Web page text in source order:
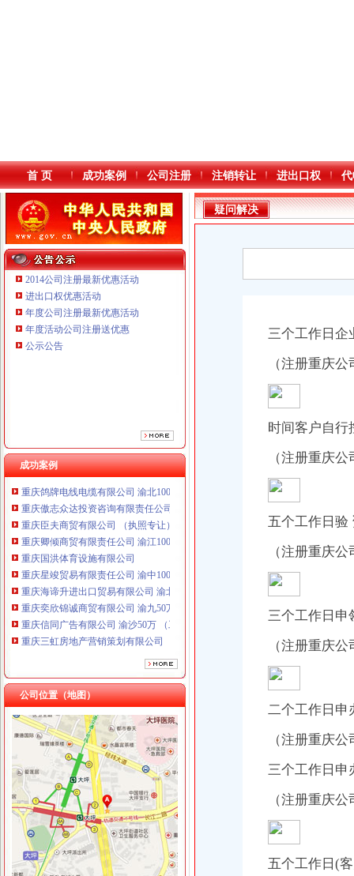
本站导航
首 页 成功案例 公司注册 注销转让 进出口权
2014公司注册最新优惠活动
进出口权优惠活动
年度公司注册最新优惠活动
年度活动公司注册送优惠
公示公告
成功案例
重庆鸽牌电线电缆有限公司 渝北10010万 (进出口权)
重庆傲志众达投资咨询有限责任公司 渝九1000万 （增资）
重庆臣夫商贸有限公司 （执照专让）
重庆卿倾商贸有限责任公司 渝江100万 （工商注册）
重庆国洪体育设施有限公司
重庆星竣贸易有限责任公司 渝中100万 （进出口权）
重庆海谛升进出口贸易有限公司 渝北100万 （进出口权）
重庆奕欣锦诚商贸有限公司 渝九50万 （工商注册）
重庆信同广告有限公司 渝沙50万 （工商注册）
重庆三虹房地产营销策划有限公司
重庆宝鹰汽车销售有限公司
重庆鸽牌电线电缆有限公司 渝北10010万 (进出口权)
重庆傲志众达投资咨询有限责任公司 渝九1000万 （增资）
重庆臣夫商贸有限公司 （执照专让）
重庆国洪体育设施有限公司
重庆星竣贸易有限责任公司 渝中100万 （进出口权）
重庆海谛升进出口贸易有限公司 渝北100万 （进出口权）
重庆奕欣锦诚商贸有限公司 渝九50万 （工商注册）
重庆信同广告有限公司 渝沙50万 （工商注册）
重庆三虹房地产营销策划有限公司
重庆宝鹰汽车销售有限公司
公司位置（地图）
工商动态
万州区工商局外贸公司注册条件引导发展柠檬产业促农民增收
重庆市重庆注册进出口公司广告违法率大幅下降
綦江县工商局外贸公司注册要求采取五项措施推进行政执法办案工作
开县工商局外贸公司注册条件认真开展先进教育回头看切实整顿会风
九龙坡工商分局外贸公司注册流程创新服务新举措
渝北区工商分局六条措施开展创建“学习型”外贸公司注册资金支部活动
铜梁县大力推行驰名商标著名商标励办法
开县工商局召开行风评议暨“万人评机关作风”外贸公司注册条件再动员会
九龙坡区工商分局外贸公司注册流程为企业信用促进会保驾护航
我市重庆注册进出口公司各地纪念3.15国际消费者权益日活动丰富多
消费教育进校园 维权护法效果好
经开区举行“诚信守约 无愧”外贸公司注册流程签名宣誓仪式
永川局“三注重”外贸公司注册要求确保“五·一”金周市场监管到位
潼南局外贸公司注册资金六项措施促进订单农业健康发展
万州局四条措施加“五一”重庆注册外贸公司金周安全生产工作
国家工商总局外贸公司注册流程钟攸平副局长来渝检查工作
万州局重庆代办外贸公司扎实推进合同格式条款备案管理
北碚局外贸公司注册加大力度切实规范户外广告发布行为
疑问解决
三个工作日企
（注册重庆
时间客户自行
（注册重庆
五个工作日验
（注册重庆
三个工作日申
（注册重庆
二个工作日申
（注册重庆
三个工作日申
（注册重庆
五个工作日(